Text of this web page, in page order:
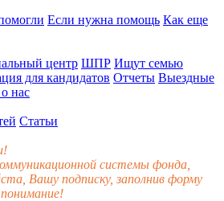
Если нужна помощь Как еще
центр ШПР Ищут семью
для кандидатов Отчеты Выездные
нас
Статьи
системы фонда,
Вашу подписку, заполнив форму